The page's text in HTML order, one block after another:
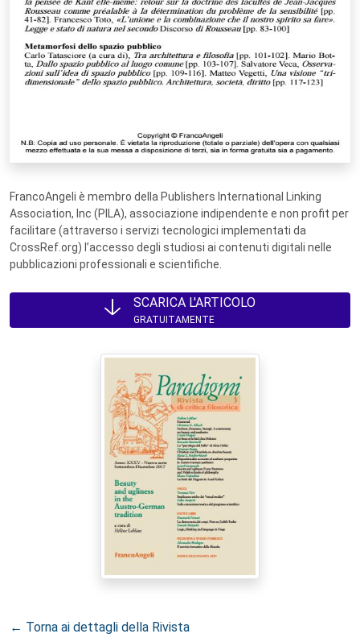
FrancoAngeli è membro della Publishers International Linking
Association, Inc (PILA), associazione indipendente e non profit per
facilitare (attraverso i servizi tecnologici implementati da
CrossRef.org) l’accesso degli studiosi ai contenuti digitali nelle
pubblicazioni professionali e scientifiche.
SCARICA L'ARTICOLO
GRATUITAMENTE
← Torna ai dettagli della Rivista